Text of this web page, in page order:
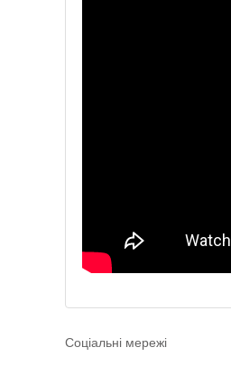
Соціальні мережі